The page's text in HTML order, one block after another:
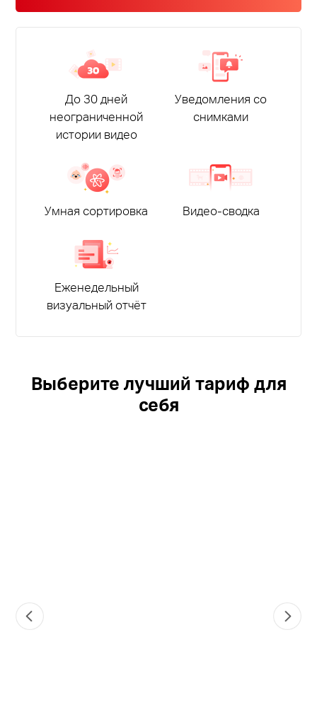
До 30 дней
неограниченной
истории видео
Уведомления со
снимками
Умная сортировка Видео-сводка
Еженедельный
визуальный отчёт
Выберите лучший тариф для
себя